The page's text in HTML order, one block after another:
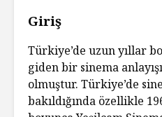
Giriş
Türkiye’de uzun yıllar
giden bir sinema
olmuştur. Türkiye’de
bakıldığında özellikle